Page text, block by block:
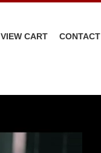
VIEW CART CONTACT